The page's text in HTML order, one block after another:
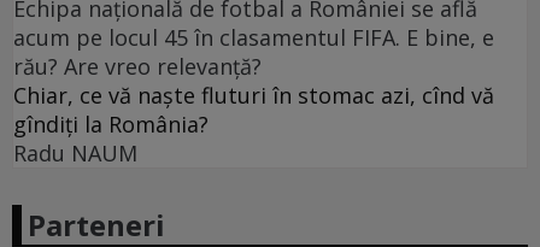
Echipa națională de fotbal a României se află
acum pe locul 45 în clasamentul FIFA. E bine, e
rău? Are vreo relevanță?
Chiar, ce vă naște fluturi în stomac azi, cînd vă
gîndiți la România?
Radu NAUM
Parteneri